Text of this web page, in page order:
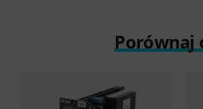
Porównaj